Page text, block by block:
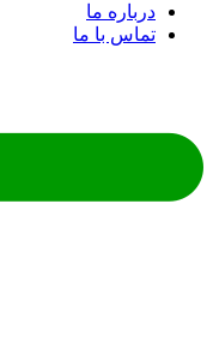
ما
با ما